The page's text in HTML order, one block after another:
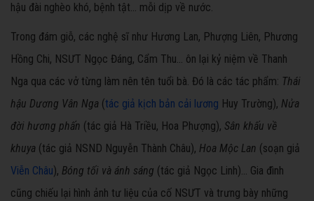
hậu đài nghèo khó, bệnh tật... mỗi dịp về nước.
Trong đám giỗ, các nghệ sĩ như Hương Lan, Phượng Liên, Phương
Hồng Chi, NSƯT Ngọc Đáng, Cẩm Thu... ôn lại kỷ niệm về Thanh
Nga qua các vở từng làm nên tên tuổi bà. Đó là các tác phẩm: Thái
hậu Dương Vân Nga (tác giả kịch bản cải lương Huy Trường), Nửa
đời hương phấn (tác giả Hà Triều, Hoa Phượng), Sân khấu về
khuya (tác giả NSND Nguyễn Thành Châu), Hoa Mộc Lan (soạn giả
Viễn Châu), Bóng tối và ánh sáng (tác giả Ngọc Linh)... Gia đình
cũng chiếu lại hình ảnh tư liệu của cố NSƯT và trưng bày những